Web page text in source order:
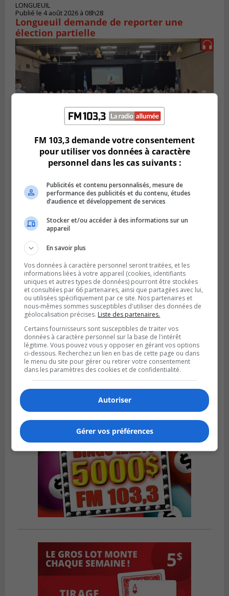
LONGUEUIL
Publié le 4 août 2026 à 08h28
Longueuil demande de reporter une
élection partielle
VIEUX-LONGUEUIL
Le Livre bleu rassemble 200 curieux à
Longueuil
LA PRAIRIE
Publié le 3 août 2026 à 06h57
Sonia Ziadé est candidate pour le PLQ
dans La Prairie
FM 103,3 demande votre consentement
pour utiliser vos données à caractère
personnel dans les cas suivants :
Publicités et contenu personnalisés, mesure de
performance des publicités et du contenu, études
d’audience et développement de services
Stocker et/ou accéder à des informations sur un
appareil
En savoir plus
Vos données à caractère personnel seront traitées, et les
informations liées à votre appareil (cookies, identifiants
uniques et autres types de données) pourront être stockées
et consultées par 66 partenaires, ainsi que partagées avec lui,
ou utilisées spécifiquement par ce site. Nos partenaires et
nous-mêmes sommes susceptibles d'utiliser des données de
géolocalisation précises. Liste des partenaires.
Certains fournisseurs sont susceptibles de traiter vos
données à caractère personnel sur la base de l'intérêt
légitime. Vous pouvez vous y opposer en gérant vos options
ci-dessous. Recherchez un lien en bas de cette page ou dans
le menu du site pour gérer ou retirer votre consentement
dans les paramètres des cookies et de confidentialité.
Autoriser
Gérer vos préférences